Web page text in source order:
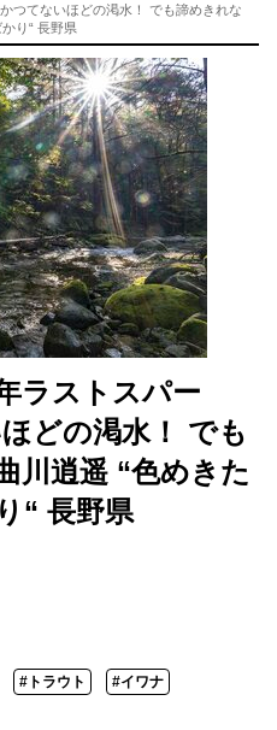
つてないほどの渇水！ でも諦めきれな
り“ 長野県
ラストスパー
どの渇水！ でも
川逍遥 “色めきた
“ 長野県
#トラウト #イワナ